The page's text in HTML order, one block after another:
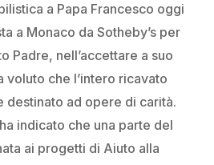
a Papa Francesco oggi
a Monaco da Sotheby’s per
Padre, nell’accettare a suo
che l’intero ricavato
destinato ad opere di carità.
indicato che una parte del
ai progetti di Aiuto alla